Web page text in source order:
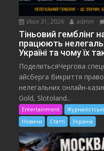
Июл 31, 2026 admin
Тіньовий гемблінг
працюють
Україні та чому їх
ПоделитьсяЧергова
айсберга Викриття
нелегальних онлайн-
Gold, Slotoland...
Entertainment
Новини
Статті Україна